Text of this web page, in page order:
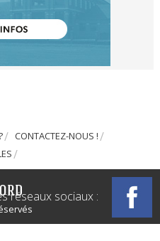
CONTACTEZ-NOUS !
réseaux sociaux :